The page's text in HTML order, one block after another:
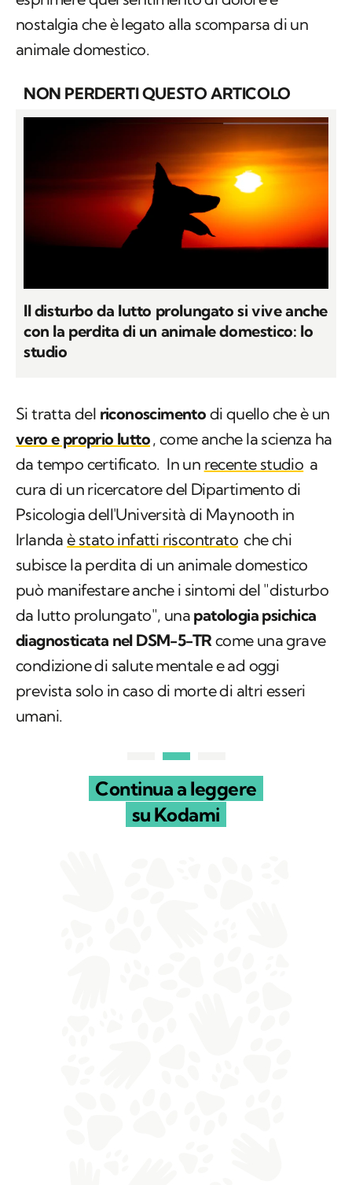
nostalgia che è legato alla scomparsa di un
animale domestico.
NON PERDERTI QUESTO ARTICOLO
Il disturbo da lutto prolungato si vive anche
con la perdita di un animale domestico: lo
studio
Si tratta del riconoscimento di quello che è un
vero e proprio lutto, come anche la scienza ha
da tempo certificato. In un recente studio a
cura di un ricercatore del Dipartimento di
Psicologia dell'Università di Maynooth in
Irlandaè stato infatti riscontrato che chi
subisce la perdita di un animale domestico
può manifestare anche i sintomi del "disturbo
da lutto prolungato", una patologia psichica
diagnosticata nel DSM-5-TRcome una grave
condizione di salute mentale e ad oggi
prevista solo in caso di morte di altri esseri
umani.
Continua a leggere
su Kodami